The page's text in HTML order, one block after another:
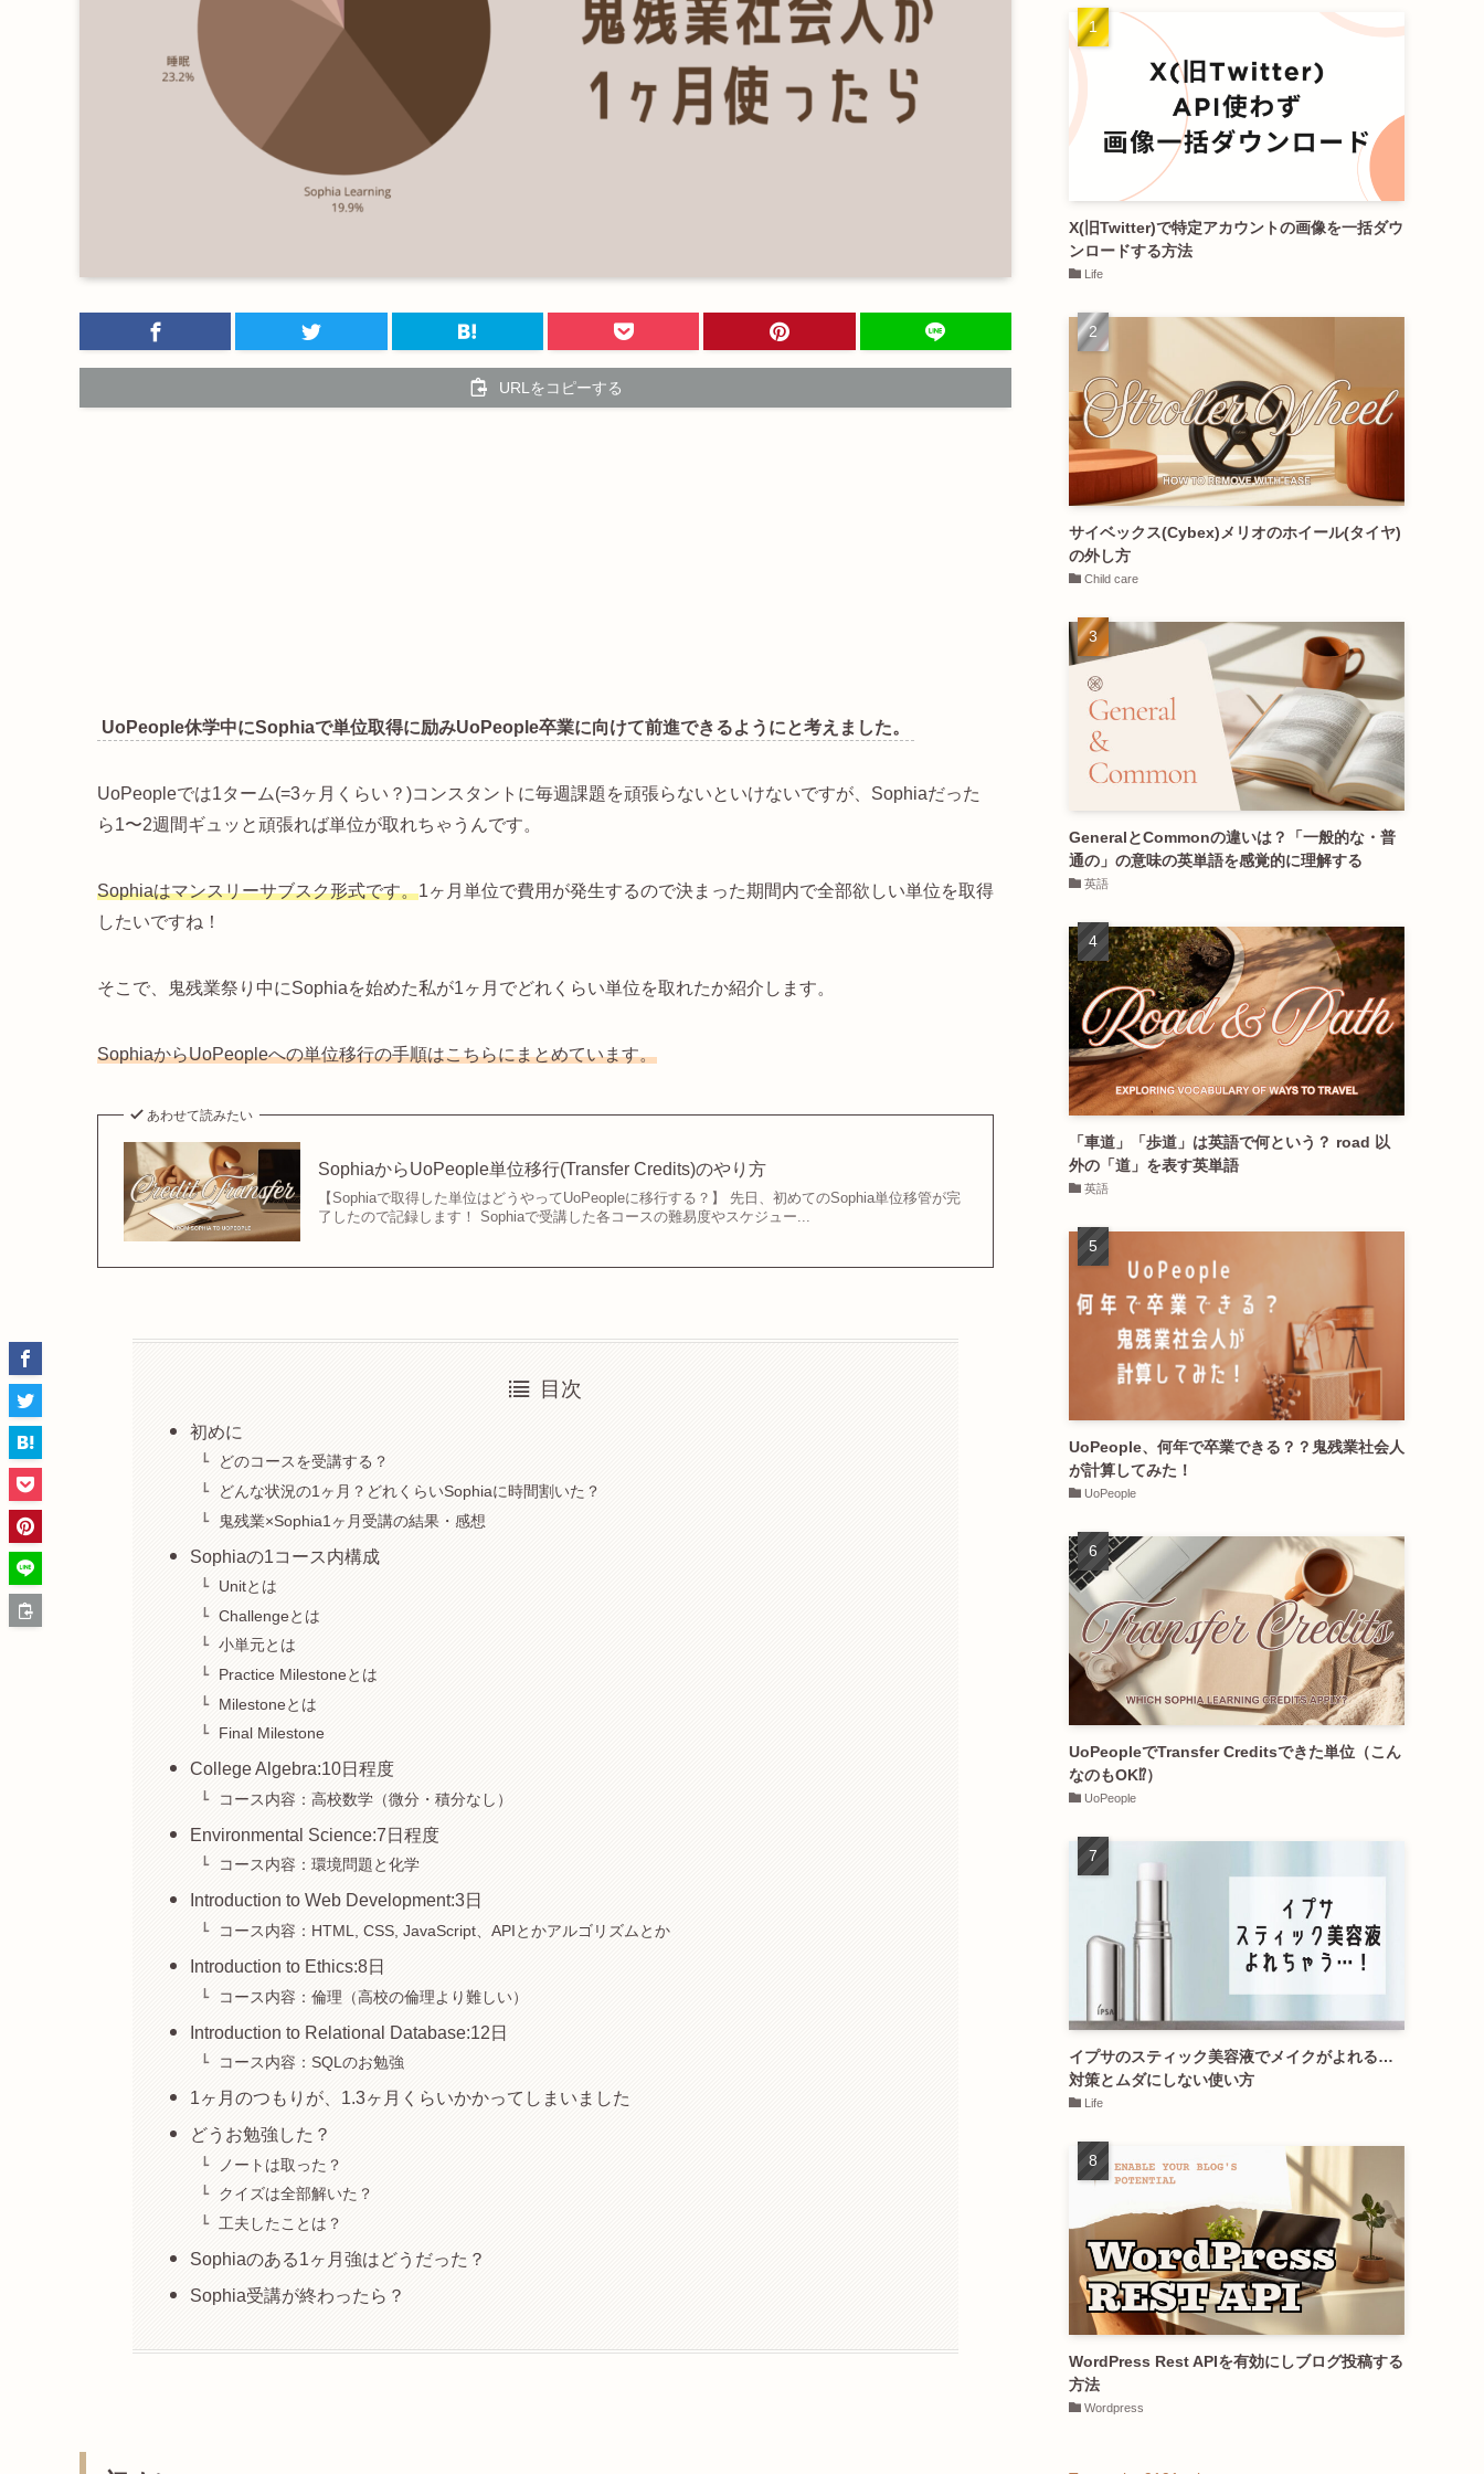
URLをコピーする
UoPeople休学中にSophiaで単位取得に励みUoPeople卒業に向けて前進できるようにと考えました。
UoPeopleでは1ターム(=3ヶ月くらい？)コンスタントに毎週課題を頑張らないといけないですが、Sophiaだった
ら1〜2週間ギュッと頑張れば単位が取れちゃうんです。
Sophiaはマンスリーサブスク形式です。1ヶ月単位で費用が発生するので決まった期間内で全部欲しい単位を取得
したいですね！
そこで、鬼残業祭り中にSophiaを始めた私が1ヶ月でどれくらい単位を取れたか紹介します。
SophiaからUoPeopleへの単位移行の手順はこちらにまとめています。
あわせて読みたい
SophiaからUoPeople単位移行(Transfer Credits)のやり方
【Sophiaで取得した単位はどうやってUoPeopleに移行する？】 先日、初めてのSophia単位移管が完
了したので記録します！ Sophiaで受講した各コースの難易度やスケジュー...
目次
初めに
どのコースを受講する？
どんな状況の1ヶ月？どれくらいSophiaに時間割いた？
鬼残業×Sophia1ヶ月受講の結果・感想
Sophiaの1コース内構成
Unitとは
Challengeとは
小単元とは
Practice Milestoneとは
Milestoneとは
Final Milestone
College Algebra:10日程度
コース内容：高校数学（微分・積分なし）
Environmental Science:7日程度
コース内容：環境問題と化学
Introduction to Web Development:3日
コース内容：HTML, CSS, JavaScript、APIとかアルゴリズムとか
Introduction to Ethics:8日
コース内容：倫理（高校の倫理より難しい）
Introduction to Relational Database:12日
コース内容：SQLのお勉強
1ヶ月のつもりが、1.3ヶ月くらいかかってしまいました
どうお勉強した？
ノートは取った？
クイズは全部解いた？
工夫したことは？
Sophiaのある1ヶ月強はどうだった？
Sophia受講が終わったら？
X(旧Twitter)で特定アカウントの画像を一括ダウ
ンロードする方法
Life
サイベックス(Cybex)メリオのホイール(タイヤ)
の外し方
Child care
GeneralとCommonの違いは？「一般的な・普
通の」の意味の英単語を感覚的に理解する
英語
「車道」「歩道」は英語で何という？ road 以
外の「道」を表す英単語
英語
UoPeople、何年で卒業できる？？鬼残業社会人
が計算してみた！
UoPeople
UoPeopleでTransfer Creditsできた単位（こん
なのもOK⁉︎）
UoPeople
イプサのスティック美容液でメイクがよれる…
対策とムダにしない使い方
Life
WordPress Rest APIを有効にしブログ投稿する
方法
Wordpress